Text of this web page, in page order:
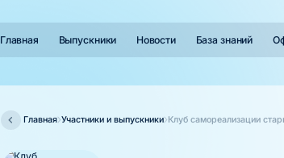
Главная Выпускники Новости База знаний
Главная Участники и выпускники Клуб самореализации